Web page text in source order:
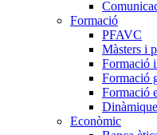
Formació
PFAVC
Màsters i
Formació
Formació
Formació
Econòmic